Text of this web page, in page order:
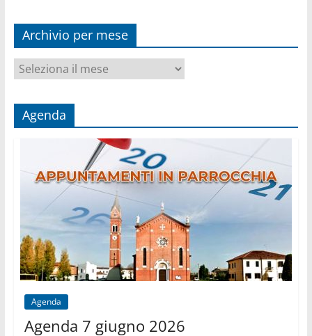
Archivio per mese
Archivio
per
Agenda
Agenda
Agenda 7 giugno 2026